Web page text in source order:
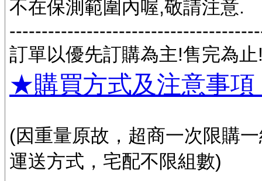
不在保測範圍內喔,敬請注意.
訂單以優先訂購為主!售完為止
★購買方式及注意事
(因重量原故，超商一次限購
運送方式，宅配不限組數)